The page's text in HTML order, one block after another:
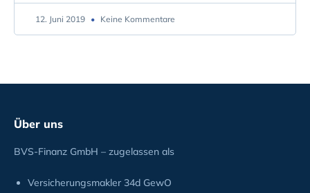
12. Juni 2019 Keine Kommentare
Über uns
BVS-Finanz GmbH – zugelassen als
Versicherungsmakler 34d GewO